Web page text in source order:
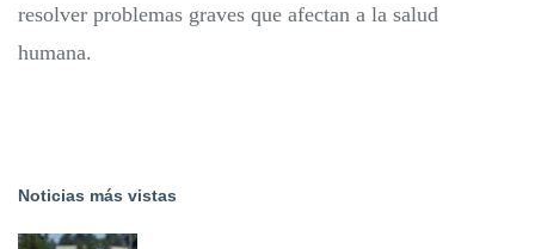
resolver problemas graves que afectan a la salud
humana.
Noticias más vistas